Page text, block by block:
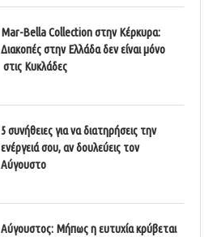
Mar-Bella Collection στην Κέρκυρα:
Διακοπές στην Ελλάδα δεν είναι μόνο
στις Κυκλάδες
5 συνήθειες για να διατηρήσεις την
ενέργειά σου, αν δουλεύεις τον
Αύγουστο
Αύγουστος: Μήπως η ευτυχία κρύβεται